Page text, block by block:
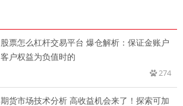
股票怎么杠杆交易平台 爆仓解析：保证金账户
客户权益为负值时的
274
期货市场技术分析 高收益机会来了！探索可加